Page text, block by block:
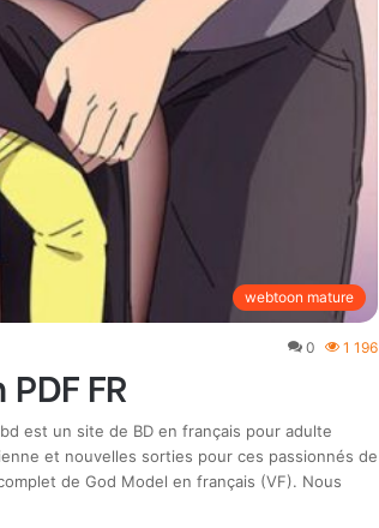
webtoon mature
0 1 196
FR
est un site de BD en français pour adulte
et nouvelles sorties pour ces passionnés de
de God Model en français (VF). Nous